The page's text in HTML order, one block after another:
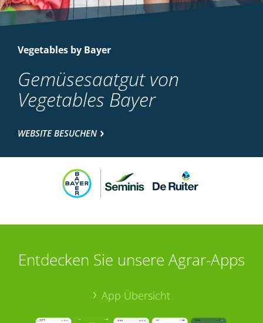
Vegetables by Bayer
Gemüsesaatgut von
Vegetables Bayer
WEBSITE BESUCHEN
Entdecken Sie unsere Agrar-Apps
App Übersicht